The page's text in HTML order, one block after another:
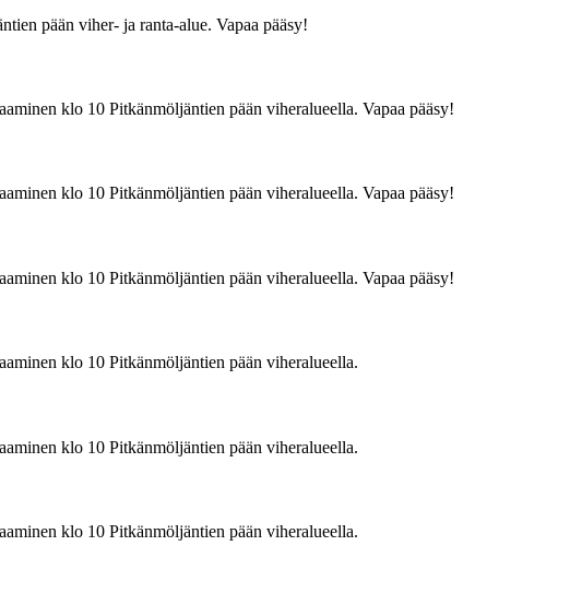
pään viher- ja ranta-alue. Vapaa pääsy!
klo 10 Pitkänmöljäntien pään viheralueella. Vapaa pääsy!
klo 10 Pitkänmöljäntien pään viheralueella. Vapaa pääsy!
klo 10 Pitkänmöljäntien pään viheralueella. Vapaa pääsy!
klo 10 Pitkänmöljäntien pään viheralueella.
klo 10 Pitkänmöljäntien pään viheralueella.
klo 10 Pitkänmöljäntien pään viheralueella.